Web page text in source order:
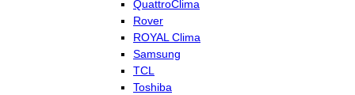
QuattroClima
Rover
ROYAL Clima
Samsung
TCL
Toshiba